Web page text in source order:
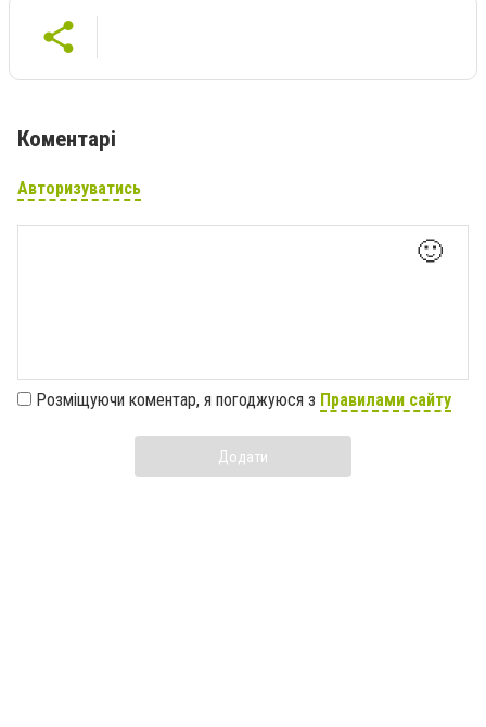
Коментарі
Авторизуватись
🙂
Розміщуючи коментар, я погоджуюся з Правилами сайту
Додати